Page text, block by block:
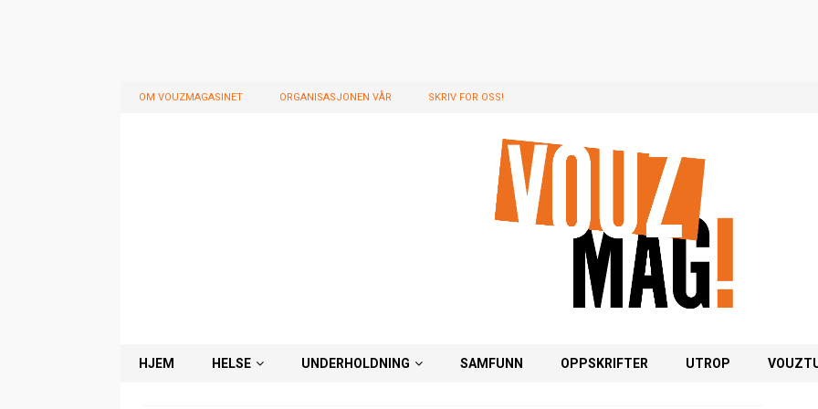
OM VOUZMAGASINET ORGANISASJONEN VÅR SKRIV FOR OSS!
HJEM HELSE UNDERHOLDNING SAMFUNN OPPSKRIFTER UTROP